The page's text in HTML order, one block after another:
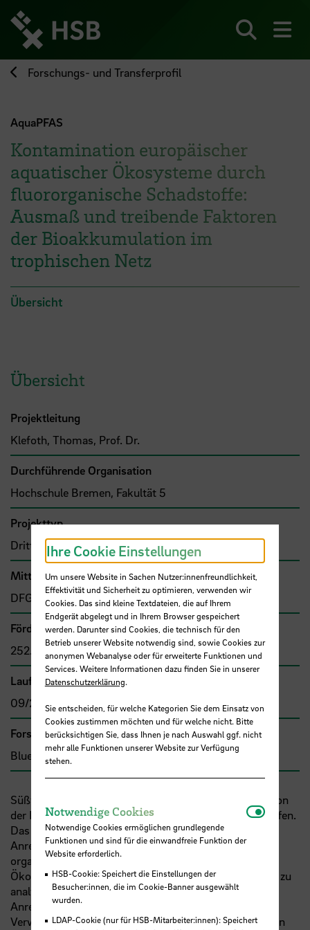
zum
Seiteninhalt
springen
Forschungs- und Transferprofil
AquaPFAS
Kontamination europäischer
aquatischer Ökosysteme durch
fluororganische Schadstoffe:
Ausmaß und treibende Faktoren
der Bioakkumulation im
trophischen Netz
Übersicht
Übersicht
Projektleitung
Klefoth, Thomas, Prof. Dr.
Durchführende Organisation
Hochschule Bremen, Fakultät 5
Projekttyp
Drittmittelprojekt (Zuwendung)
Mittel- bzw. Auftragsgeber
DFG, Deutsche Forschungsgemeinschaft (DFG)
Förder- bzw. Auftragssumme
252.601,00 €
Laufzeit
09/2024 - 08/2027
Forschungs- und Transfercluster
Blue Sciences
Süßwasserökosysteme sind weltweit am stärksten von
der Belastung mit anthropogenen Schadstoffen betroffen.
Das Hauptziel dieses Projektvorhabens ist es, die
Anreicherung von klassischen und neuen
organofluorierten Schadstoffen in aquatischen
Ökosystemen und Nahrungsnetzen innerhalb Europas zu
analysieren und die treibenden Faktoren für ihre
Anreicherung in Fischen zu entschlüsseln. Unter
Verwendung fortschrittlicher Analysetechniken werden
Ihre Cookie Einstellungen
Um unsere Website in Sachen Nutzer:innenfreundlichkeit,
Effektivität und Sicherheit zu optimieren, verwenden wir
Cookies. Das sind kleine Textdateien, die auf Ihrem
Endgerät abgelegt und in Ihrem Browser gespeichert
werden. Darunter sind Cookies, die technisch für den
Betrieb unserer Website notwendig sind, sowie Cookies zur
anonymen Webanalyse oder für erweiterte Funktionen und
Services. Weitere Informationen dazu finden Sie in unserer
Datenschutzerklärung.
Sie entscheiden, für welche Kategorien Sie dem Einsatz von
Cookies zustimmen möchten und für welche nicht. Bitte
berücksichtigen Sie, dass Ihnen je nach Auswahl ggf. nicht
mehr alle Funktionen unserer Website zur Verfügung
stehen.
Notwendige Cookies
Notwendige Cookies ermöglichen grundlegende
Funktionen und sind für die einwandfreie Funktion der
Website erforderlich.
HSB-Cookie: Speichert die Einstellungen der
Besucher:innen, die im Cookie-Banner ausgewählt
wurden.
LDAP-Cookie (nur für HSB-Mitarbeiter:innen): Speichert